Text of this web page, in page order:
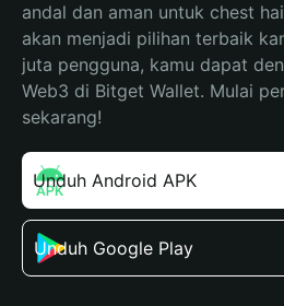
andal dan aman untuk chest
akan menjadi pilihan terbaik
juta pengguna, kamu dapat
Web3 di Bitget Wallet. Mulai
sekarang!
Unduh Android APK
Unduh Google Play